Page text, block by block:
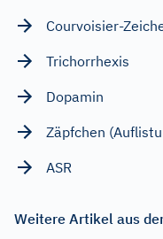
Courvoisier-
Trichorrhexis
Dopamin
Zäpfchen
ASR
Weitere Artikel aus